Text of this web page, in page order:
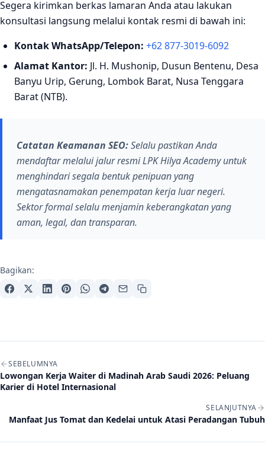
Segera kirimkan berkas lamaran Anda atau lakukan
konsultasi langsung melalui kontak resmi di bawah ini:
Kontak WhatsApp/Telepon: +62 877-3019-6092
Alamat Kantor: Jl. H. Mushonip, Dusun Bentenu, Desa
Banyu Urip, Gerung, Lombok Barat, Nusa Tenggara
Barat (NTB).
Catatan Keamanan SEO:Selalu pastikan Anda
mendaftar melalui jalur resmi LPK Hilya Academy untuk
menghindari segala bentuk penipuan yang
mengatasnamakan penempatan kerja luar negeri.
Sektor formal selalu menjamin keberangkatan yang
aman, legal, dan transparan.
Bagikan:
Navigasi artikel
SEBELUMNYA
Lowongan Kerja Waiter di Madinah Arab Saudi 2026: Peluang
Karier di Hotel Internasional
SELANJUTNYA
Manfaat Jus Tomat dan Kedelai untuk Atasi Peradangan Tubuh